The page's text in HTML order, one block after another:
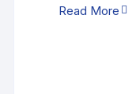
Read More